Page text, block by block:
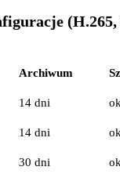
(H.265,
Archiwum
14 dni
14 dni
30 dni